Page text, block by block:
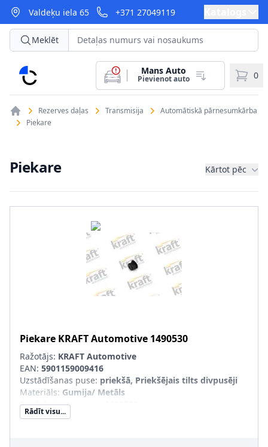
Valdeķu iela 65 +371 27049119
CarParts
Meklēt
Mans Auto
Pievienot auto 0
Rezerves daļas Transmisija
Automātiskā pārnesumkārba
Piekare
Piekare Kārtot pēc
Piekare KRAFT Automotive 1490530
Ražotājs: KRAFT Automotive
EAN: 5901159009416
Uzstādīšanas puse: priekšā, Priekšējais tilts divpusēji
Materiāls: Gumija/ Metāls
Produkcijas numurs
Rādīt visu...